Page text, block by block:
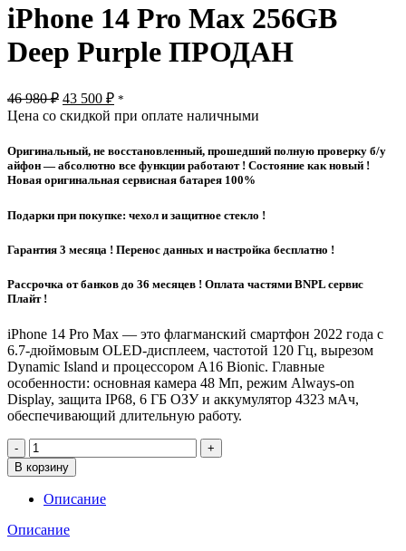
iPhone 14 Pro Max 256GB
Deep Purple ПРОДАН
46 980₽ Первоначальная
цена
составляла
980 ₽.
43 500 ₽Текущая
цена:
43
500 ₽.
*
Цена со скидкой при оплате наличными
Оригинальный, не восстановленный, прошедший полную проверку б/у
айфон — абсолютно все функции работают ! Состояние как новый !
Новая оригинальная сервисная батарея 100%
Подарки при покупке: чехол и защитное стекло !
Гарантия 3 месяца ! Перенос данных и настройка бесплатно !
Рассрочка от банков до 36 месяцев ! Оплата частями BNPL сервис
Плайт !
iPhone 14 Pro Max — это флагманский смартфон 2022 года с
6.7-дюймовым OLED-дисплеем, частотой 120 Гц, вырезом
Dynamic Island и процессором A16 Bionic. Главные
особенности: основная камера 48 Мп, режим Always-on
Display, защита IP68, 6 ГБ ОЗУ и аккумулятор 4323 мАч,
обеспечивающий длительную работу.
Количество
товара
iPhone
14
Pro
Max
В корзину
Описание
Описание